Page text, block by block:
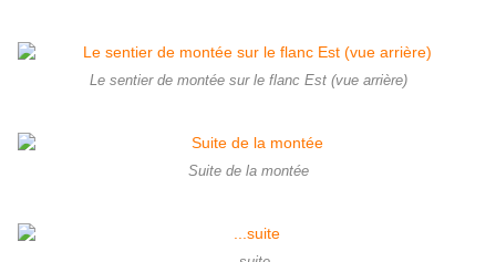
Le sentier de montée sur le flanc Est (vue arrière)
Suite de la montée